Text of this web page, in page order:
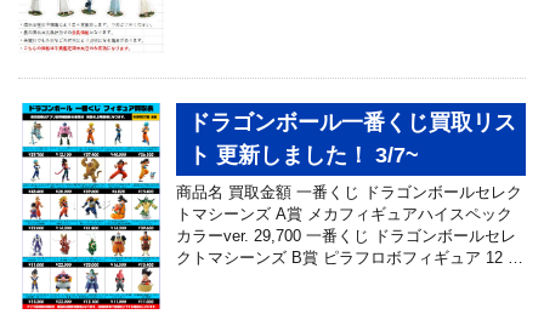
ドラゴンボール一番くじ買取リス
ト 更新しました！ 3/7~
商品名 買取金額 一番くじ ドラゴンボールセレク
トマシーンズ A賞 メカフィギュアハイスペック
カラーver. 29,700 一番くじ ドラゴンボールセレ
クトマシーンズ B賞 ピラフロボフィギュア 12 …